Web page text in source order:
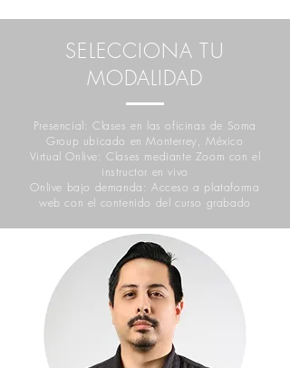
SELECCIONA TU
MODALIDAD
Presencial: Clases en las oficinas de Soma
Group ubicado en Monterrey, México
Virtual Onlive: Clases mediante Zoom con el
instructor en vivo
Onlive bajo demanda: Acceso a plataforma
web con el contenido del curso grabado